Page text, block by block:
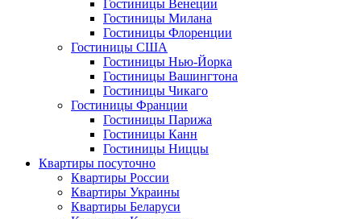
Гостиницы Венеции
Гостиницы Милана
Гостиницы Флоренции
Гостиницы США
Гостиницы Нью-Йорка
Гостиницы Вашингтона
Гостиницы Чикаго
Гостиницы Франции
Гостиницы Парижа
Гостиницы Канн
Гостиницы Ниццы
Квартиры посуточно
Квартиры России
Квартиры Украины
Квартиры Беларуси